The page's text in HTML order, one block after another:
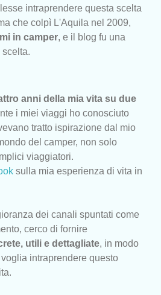
intraprendere questa scelta
che colpì L'Aquila nel 2009,
in camper, e il blog fu una
anni della mia vita su due
i miei viaggi ho conosciuto
tratto ispirazione dal mio
del camper, non solo
viaggiatori.
sulla mia esperienza di vita in
dei canali spuntati come
cerco di fornire
utili e dettagliate, in modo
intraprendere questo